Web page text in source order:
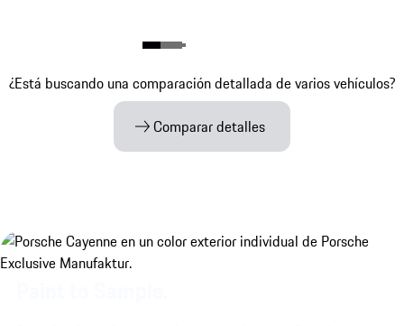
¿Está buscando una comparación detallada de varios vehículos?
Comparar detalles